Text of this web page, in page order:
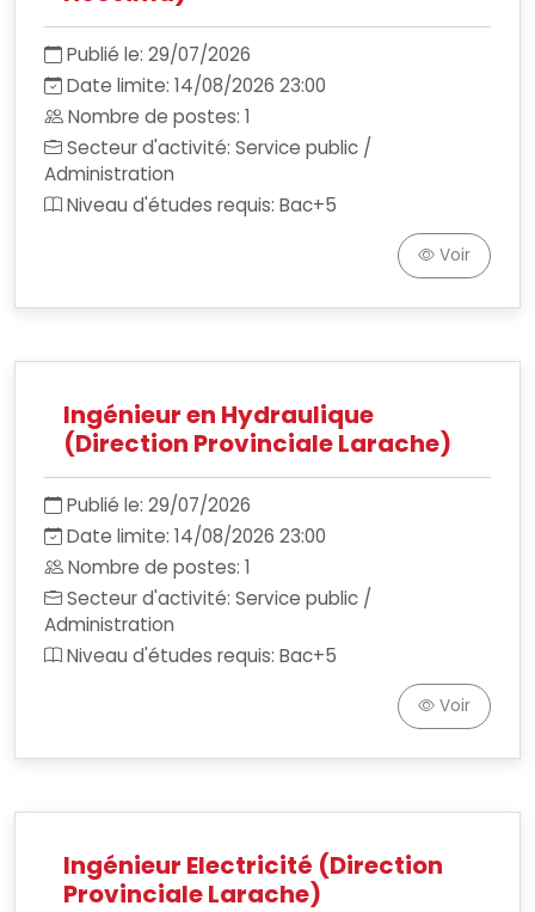
Publié le: 29/07/2026
Date limite: 14/08/2026 23:00
Nombre de postes: 1
Secteur d'activité: Service public /
Administration
Niveau d'études requis: Bac+5
Voir
Ingénieur en Hydraulique
(Direction Provinciale Larache)
Publié le: 29/07/2026
Date limite: 14/08/2026 23:00
Nombre de postes: 1
Secteur d'activité: Service public /
Administration
Niveau d'études requis: Bac+5
Voir
Ingénieur Electricité (Direction
Provinciale Larache)